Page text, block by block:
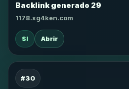
Backlink generado 29
1178.xg4ken.com
SI Abrir
#30